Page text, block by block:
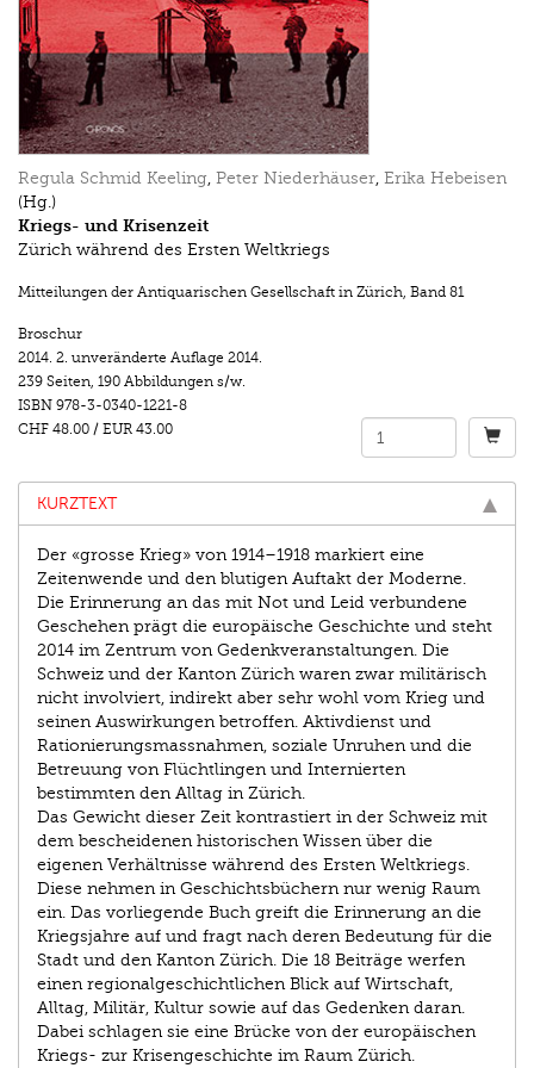
Regula Schmid Keeling, Peter Niederhäuser, Erika Hebeisen
(Hg.)
Kriegs- und Krisenzeit
Zürich während des Ersten Weltkriegs
Mitteilungen der Antiquarischen Gesellschaft in Zürich, Band 81
Broschur
2014. 2. unveränderte Auflage 2014.
239 Seiten, 190 Abbildungen s/w.
ISBN 978-3-0340-1221-8
CHF 48.00 / EUR 43.00
KURZTEXT
Der «grosse Krieg» von 1914–1918 markiert eine
Zeitenwende und den blutigen Auftakt der Moderne.
Die Erinnerung an das mit Not und Leid verbundene
Geschehen prägt die europäische Geschichte und steht
2014 im Zentrum von Gedenkveranstaltungen. Die
Schweiz und der Kanton Zürich waren zwar militärisch
nicht involviert, indirekt aber sehr wohl vom Krieg und
seinen Auswirkungen betroffen. Aktivdienst und
Rationierungsmassnahmen, soziale Unruhen und die
Betreuung von Flüchtlingen und Internierten
bestimmten den Alltag in Zürich.
Das Gewicht dieser Zeit kontrastiert in der Schweiz mit
dem bescheidenen historischen Wissen über die
eigenen Verhältnisse während des Ersten Weltkriegs.
Diese nehmen in Geschichtsbüchern nur wenig Raum
ein. Das vorliegende Buch greift die Erinnerung an die
Kriegsjahre auf und fragt nach deren Bedeutung für die
Stadt und den Kanton Zürich. Die 18 Beiträge werfen
einen regionalgeschichtlichen Blick auf Wirtschaft,
Alltag, Militär, Kultur sowie auf das Gedenken daran.
Dabei schlagen sie eine Brücke von der europäischen
Kriegs- zur Krisengeschichte im Raum Zürich.